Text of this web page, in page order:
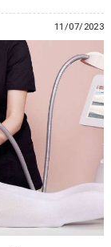
11/07/2023